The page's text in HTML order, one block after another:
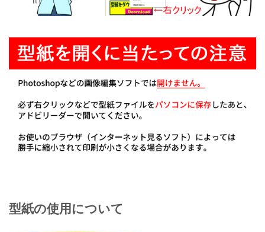
型紙の使用について